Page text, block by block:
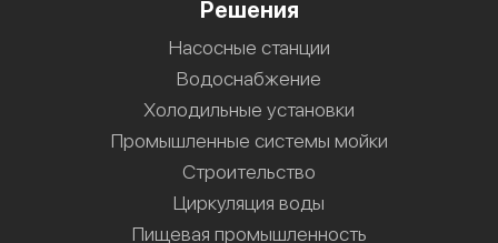
Решения
Насосные станции
Водоснабжение
Холодильные установки
Промышленные системы мойки
Строительство
Циркуляция воды
Пищевая промышленность